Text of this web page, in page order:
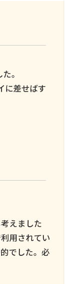
。
に差せばす
えました
用されてい
でした。必